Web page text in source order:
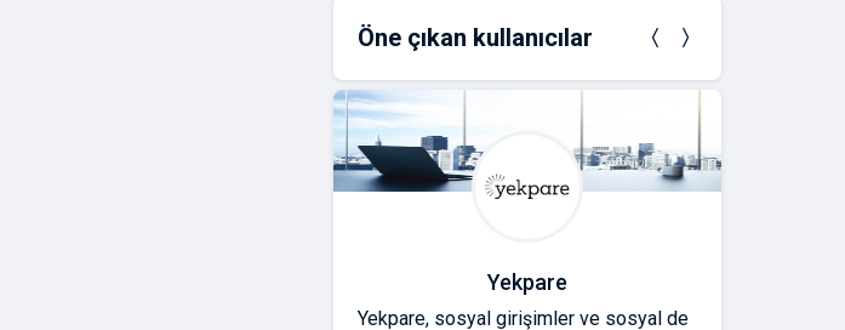
Öne çıkan kullanıcılar
Yekpare
Yekpare, sosyal girişimler ve sosyal de